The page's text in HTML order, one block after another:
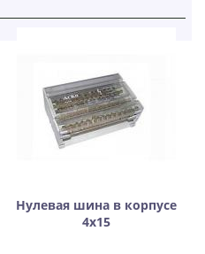
Нулевая шина в корпусе
4х15